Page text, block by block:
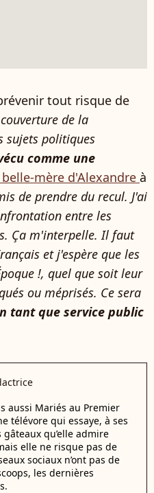
tout risque de
de la
sujets politiques
comme une
mère d'Alexandre à
de prendre du recul. J'ai
entre les
Ça m'interpelle. Il faut
et j'espère que les
!, quel que soit leur
ou méprisés. Ce sera
tant que service public
aussi Mariés au Premier
télévore qui essaye, à ses
qu’elle admire
elle ne risque pas de
sociaux n’ont pas de
les dernières